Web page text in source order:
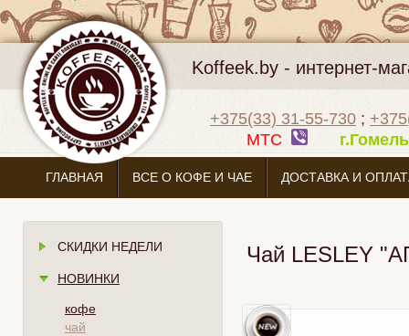
Koffeek.by - интернет-
+375(33) 31-55-730 ;
МТС
ГЛАВНАЯ ВСЕ О КОФЕ И ЧАЕ ДОСТАВКА И
СКИДКИ НЕДЕЛИ
НОВИНКИ
кофе
чай
Чай LESLEY